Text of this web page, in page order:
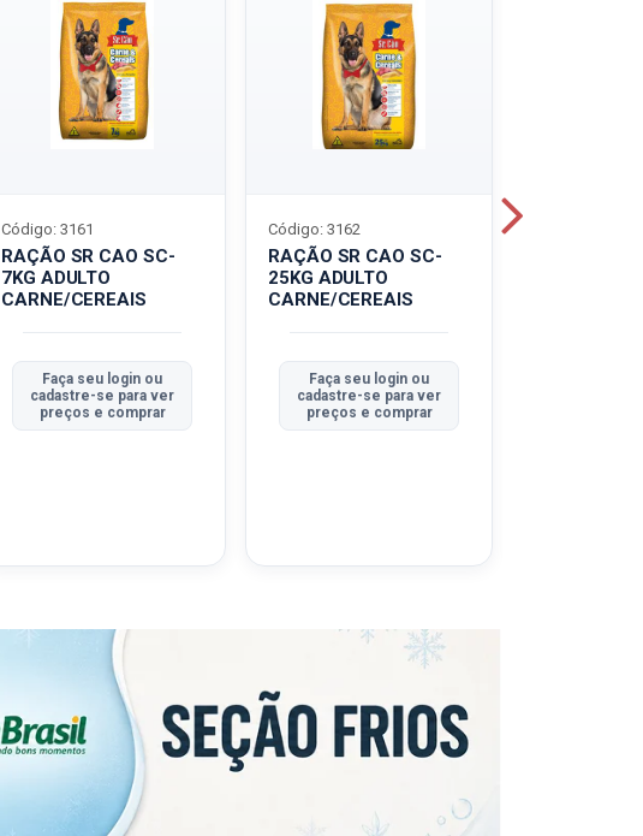
RAÇÃO SR CAO SC-
7KG ADULTO
CARNE/CEREAIS
Código: 3161
Faça seu login ou
cadastre-se para ver
preços e comprar
RAÇÃO SR CAO SC-
25KG ADULTO
CARNE/CEREAIS
Código: 3162
Faça seu login ou
cadastre-se para ver
preços e comprar